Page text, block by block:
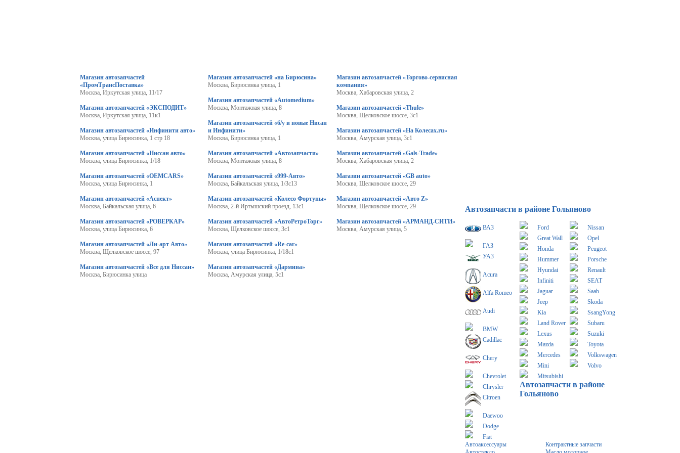
Магазин автозапчастей
«ПромТрансПоставка»
Москва, Иркутская улица, 11/17
Магазин автозапчастей «ЭКСПОДИТ»
Москва, Иркутская улица, 11к1
Магазин автозапчастей «Инфинити авто»
Москва, улица Бирюсинка, 1 стр 18
Магазин автозапчастей «Ниссан авто»
Москва, улица Бирюсинка, 1/18
Магазин автозапчастей «OEMCARS»
Москва, улица Бирюсинка, 1
Магазин автозапчастей «Аспект»
Москва, Байкальская улица, 6
Магазин автозапчастей «РОВЕРКАР»
Москва, улица Бирюсинка, 6
Магазин автозапчастей «Ли-арт Авто»
Москва, Щелковское шоссе, 97
Магазин автозапчастей «Все для Ниссан»
Москва, Бирюсинка улица
Магазин автозапчастей «на Бирюсина»
Москва, Бирюсинка улица, 1
Магазин автозапчастей «Automedium»
Москва, Монтажная улица, 8
Магазин автозапчастей «б/у и новые Нисан
и Инфинити»
Москва, Бирюсинка улица, 1
Магазин автозапчастей «Автозапчасти»
Москва, Монтажная улица, 8
Магазин автозапчастей «999-Авто»
Москва, Байкальская улица, 1/3с13
Магазин автозапчастей «Колесо Фортуны»
Москва, 2-й Иртышский проезд, 13с1
Магазин автозапчастей «АвтоРетроТорг»
Москва, Щелковское шоссе, 3с1
Магазин автозапчастей «Re-car»
Москва, улица Бирюсинка, 1/18с1
Магазин автозапчастей «Дармина»
Москва, Амурская улица, 5с1
Магазин автозапчастей «Торгово-сервисная
компания»
Москва, Хабаровская улица, 2
Магазин автозапчастей «Thule»
Москва, Щелковское шоссе, 3с1
Магазин автозапчастей «На Колесах.ru»
Москва, Амурская улица, 3с1
Магазин автозапчастей «Gals-Trade»
Москва, Хабаровская улица, 2
Магазин автозапчастей «GB auto»
Москва, Щелковское шоссе, 29
Магазин автозапчастей «Авто Z»
Москва, Щелковское шоссе, 29
Магазин автозапчастей «АРМАНД-СИТИ»
Москва, Амурская улица, 5
Автозапчасти в районе Гольяново
ВАЗ
ГАЗ
УАЗ
Acura
Alfa Romeo
Audi
BMW
Cadillac
Chery
Chevrolet
Chrysler
Citroen
Daewoo
Dodge
Fiat
Ford
Great Wall
Honda
Hummer
Hyundai
Infiniti
Jaguar
Jeep
Kia
Land Rover
Lexus
Mazda
Mercedes
Mini
Mitsubishi
Nissan
Opel
Peugeot
Porsche
Renault
SEAT
Saab
Skoda
SsangYong
Subaru
Suzuki
Toyota
Volkswagen
Volvo
Автозапчасти в районе
Гольяново
Автоаксессуары
Контрактные запчасти